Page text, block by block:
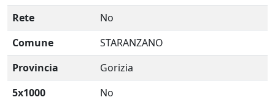
Rete
No
Comune
STARANZANO
Provincia
Gorizia
5x1000
No